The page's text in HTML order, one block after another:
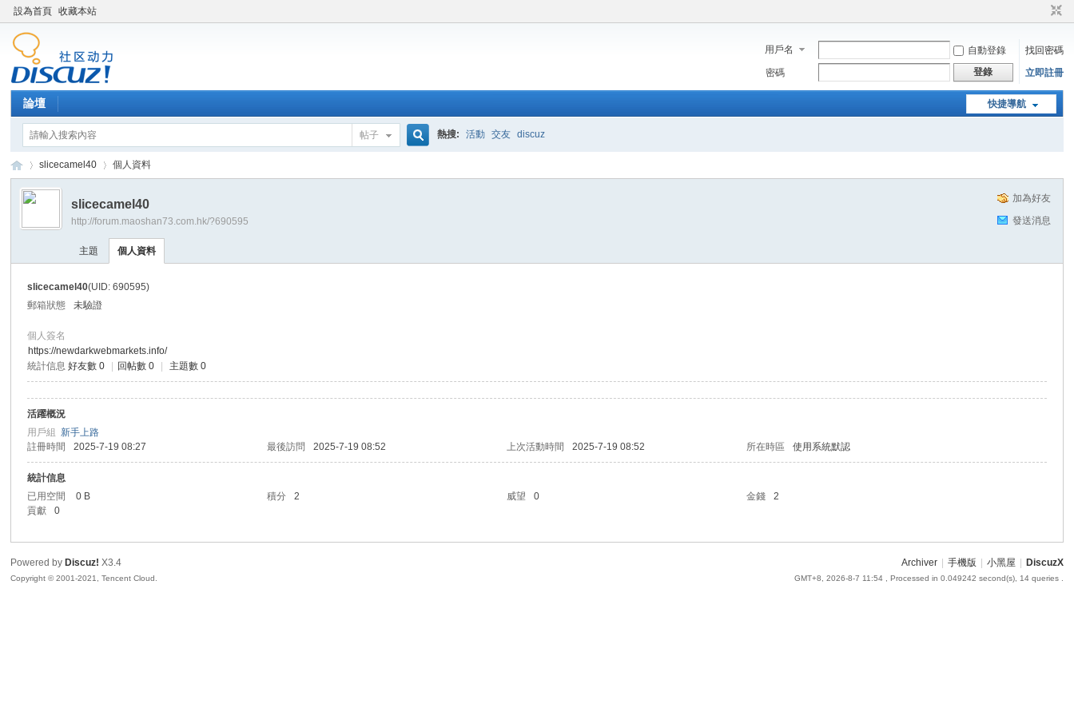
設為首頁 收藏本站
用戶名 自動登錄
找回密碼
密碼
登錄 立即註冊
快捷導航
論壇
帖子 熱搜: 活動 交友 discuz
›
slicecamel40 個人資料
加為好友
發送消息
slicecamel40
http://forum.maoshan73.com.hk/?690595
主題 個人資料
slicecamel40(UID: 690595)
郵箱狀態
未驗證
個人簽名
https://newdarkwebmarkets.info/
統計信息 好友數 0 回帖數 0 主題數 0
活躍概況
用戶組新手上路
註冊時間
2025-7-19 08:27 最後訪問 2025-7-19 08:52 上次活動時間 2025-7-19 08:52 所在時區 使用系統默認
統計信息
已用空間
0 B 積分 2 威望 0 金錢
2
貢獻
0
Archiver 手機版 小黑屋 DiscuzX
GMT+8, 2026-8-7 11:54, Processed in 0.049242 second(s), 14 queries .
Powered by Discuz! X3.4
Copyright © 2001-2021, Tencent Cloud.